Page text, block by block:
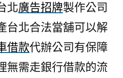
北廣告招牌製作公司
台北合法當舖可以解
借款代辦公司有保障
無需走銀行借款的流